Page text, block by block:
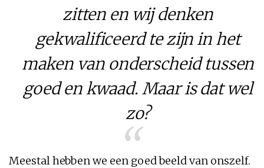
zitten en wij denken
gekwalificeerd te zijn in het
maken van onderscheid tussen
goed en kwaad. Maar is dat wel
zo?
Meestal hebben we een goed beeld van onszelf.